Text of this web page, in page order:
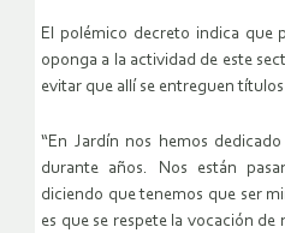
El polémico decreto indica que
oponga a la actividad de este
evitar que allí se entreguen
“En Jardín nos hemos
durante años. Nos están
diciendo que tenemos que ser
es que se respete la vocación